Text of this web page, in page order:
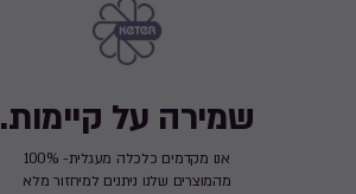
שמירה על קיימות.
אנו מקדמים כלכלה מעגלית- 100%
מהמוצרים שלנו ניתנים למיחזור מלא